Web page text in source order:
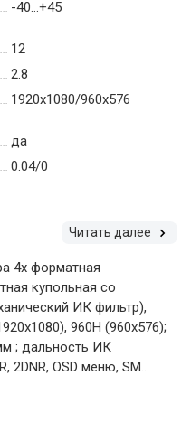
-40…+45
12
2.8
1920х1080/960х576
да
0.04/0
Читать далее
4х форматная
купольная со
ИК фильтр),
960H (960х576);
; дальность ИК
2DNR, OSD меню, SM...